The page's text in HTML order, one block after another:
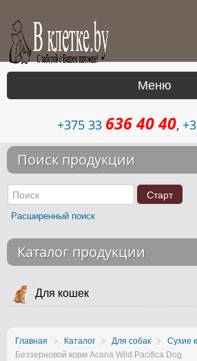
Меню
Каталог
Контакты
Возврат
+375 33 636 40 40,
Поиск продукции
Расширенный поиск
Каталог продукции
Для кошек
Главная Каталог Для собак Сухие
Беззерновой корм Acana Wild Pacifica Dog